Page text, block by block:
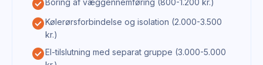
check_circleBoring af væggennemføring (800-1.200 kr.)
check_circleKølerørsforbindelse og isolation (2.000-3.500
kr.)
check_circleEl-tilslutning med separat gruppe (3.000-5.000